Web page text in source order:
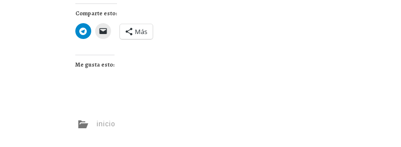
Comparte esto:
Más
Me gusta esto:
inicio